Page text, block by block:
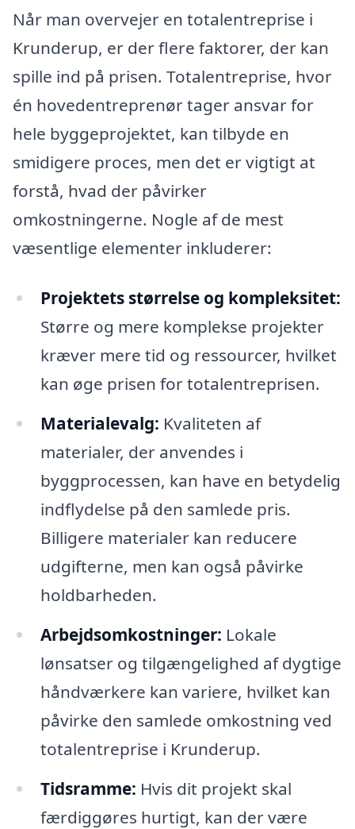
Når man overvejer en totalentreprise i
Krunderup, er der flere faktorer, der kan
spille ind på prisen. Totalentreprise, hvor
én hovedentreprenør tager ansvar for
hele byggeprojektet, kan tilbyde en
smidigere proces, men det er vigtigt at
forstå, hvad der påvirker
omkostningerne. Nogle af de mest
væsentlige elementer inkluderer:
Projektets størrelse og kompleksitet:
Større og mere komplekse projekter
kræver mere tid og ressourcer, hvilket
kan øge prisen for totalentreprisen.
Materialevalg: Kvaliteten af
materialer, der anvendes i
byggprocessen, kan have en betydelig
indflydelse på den samlede pris.
Billigere materialer kan reducere
udgifterne, men kan også påvirke
holdbarheden.
Arbejdsomkostninger: Lokale
lønsatser og tilgængelighed af dygtige
håndværkere kan variere, hvilket kan
påvirke den samlede omkostning ved
totalentreprise i Krunderup.
Tidsramme: Hvis dit projekt skal
færdiggøres hurtigt, kan der være